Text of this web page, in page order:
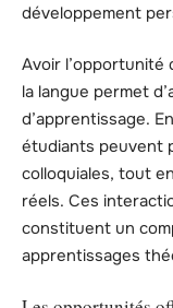
développement
Avoir l’opportunité
la langue permet
d’apprentissage.
étudiants peuvent
colloquiales, tout
réels. Ces
constituent un
apprentissages